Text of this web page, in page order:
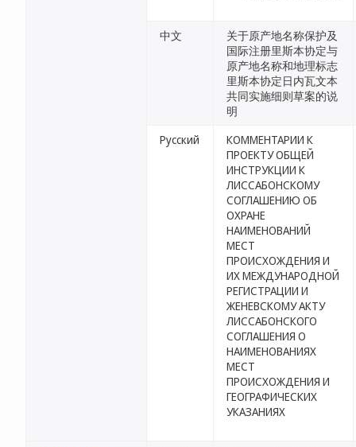
中文
关于原产地名称保护及
国际注册里斯本协定与
原产地名称和地理标志
里斯本协定日内瓦文本
共同实施细则草案的说
明
Русский
КОММЕНТАРИИ К
ПРОЕКТУ ОБЩЕЙ
ИНСТРУКЦИИ К
ЛИССАБОНСКОМУ
СОГЛАШЕНИЮ ОБ
ОХРАНЕ
НАИМЕНОВАНИЙ
МЕСТ
ПРОИСХОЖДЕНИЯ И
ИХ МЕЖДУНАРОДНОЙ
РЕГИСТРАЦИИ И
ЖЕНЕВСКОМУ АКТУ
ЛИССАБОНСКОГО
СОГЛАШЕНИЯ О
НАИМЕНОВАНИЯХ
МЕСТ
ПРОИСХОЖДЕНИЯ И
ГЕОГРАФИЧЕСКИХ
УКАЗАНИЯХ